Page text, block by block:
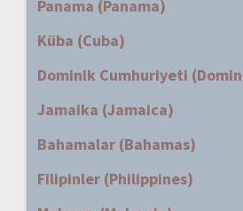
Panama (Panama)
Küba (Cuba)
Dominik Cumhuriyeti
Jamaika (Jamaica)
Bahamalar (Bahamas)
Filipinler (Philippines)